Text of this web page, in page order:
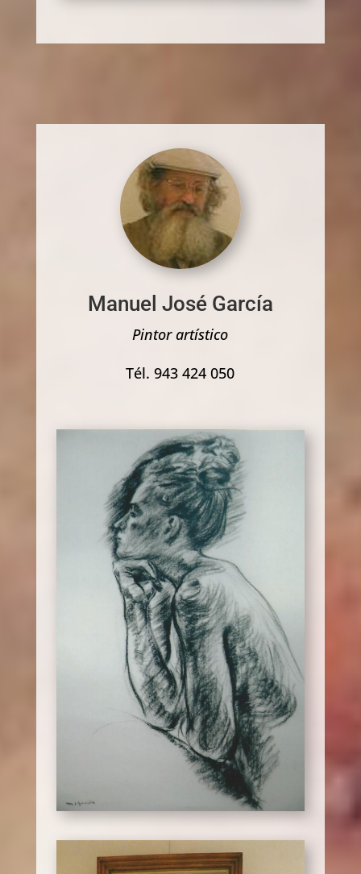
Manuel José García
Pintor artístico
Tél. 943 424 050